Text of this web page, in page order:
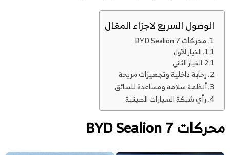
الوصول السريع لاجزاء المقال
محركات BYD Sealion 7
الخيار الأول
الخيار الثاني
رحابة داخلية وتجهيزات مريحة
أنظمة سلامة ومساعدة للسائق
رأي شبكة السيارات الصينية
محركات BYD Sealion 7